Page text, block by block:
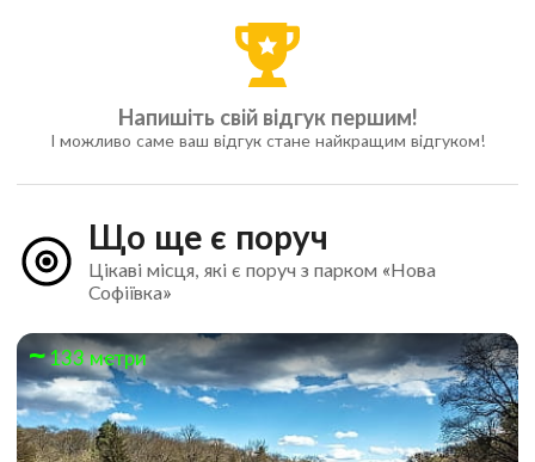
Напишіть свій відгук першим!
І можливо саме ваш відгук стане найкращим відгуком!
Що ще є поруч
Цікаві місця, які є поруч з парком «Нова
Софіївка»
133 метри